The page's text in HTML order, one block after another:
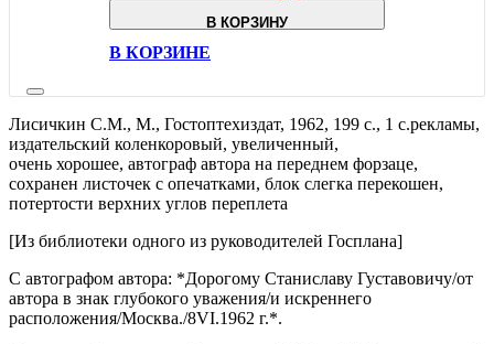
В КОРЗИНУ
В КОРЗИНЕ
Лисичкин С.М., М., Гостоптехиздат, 1962, 199 с., 1 с.рекламы,
издательский коленкоровый, увеличенный,
очень хорошее, автограф автора на переднем форзаце,
сохранен листочек с опечатками, блок слегка перекошен,
потертости верхних углов переплета
[Из библиотеки одного из руководителей Госплана]
С автографом автора: *Дорогому Станиславу Густавовичу/от
автора в знак глубокого уважения/и искреннего
расположения/Москва./8VI.1962 г.*.